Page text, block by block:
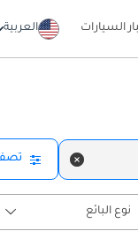
السيارات العربية
نوع البائع